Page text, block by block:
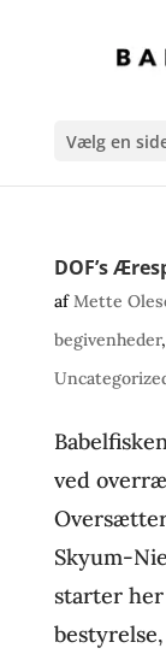
Vælg en
DOF’s
afMette
begivenheder,
ved
Skyum-
starter her